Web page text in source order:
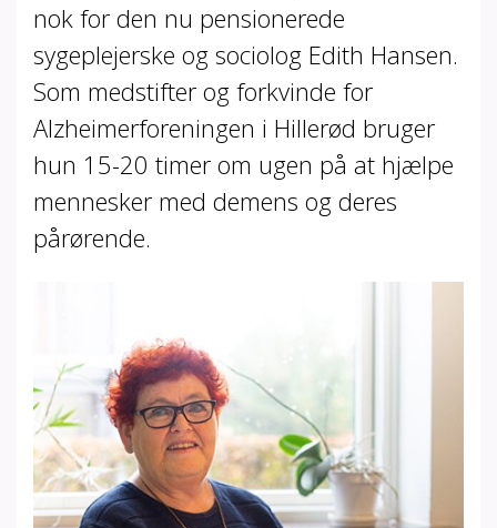
nok for den nu pensionerede
sygeplejerske og sociolog Edith Hansen.
Som medstifter og forkvinde for
Alzheimerforeningen i Hillerød bruger
hun 15-20 timer om ugen på at hjælpe
mennesker med demens og deres
pårørende.